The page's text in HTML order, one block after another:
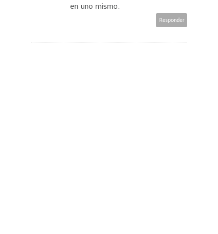
en uno mismo.
Responder